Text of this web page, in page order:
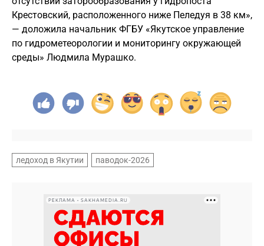
Крестовский, расположенного ниже Пеледуя в 38 км»,
— доложила начальник ФГБУ «Якутское управление
по гидрометеорологии и мониторингу окружающей
среды» Людмила Мурашко.
ледоход в Якутии паводок-2026
РЕКЛАМА • SAKHAMEDIA.RU